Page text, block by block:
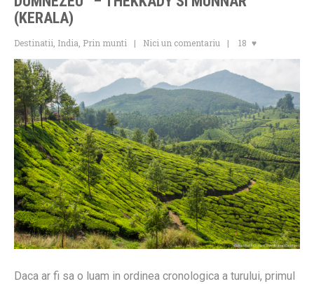
(KERALA)
Destinatii India Prin munti Nici un comentariu 18
Daca ar fi sa o luam in ordinea cronologica a turului, primul